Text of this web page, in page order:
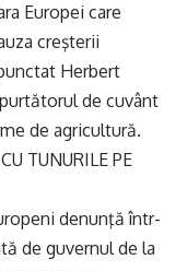
Europei care
creşterii
Herbert
de cuvânt
de agricultură.
TUNURILE PE
denunţă într-
de guvernul de la